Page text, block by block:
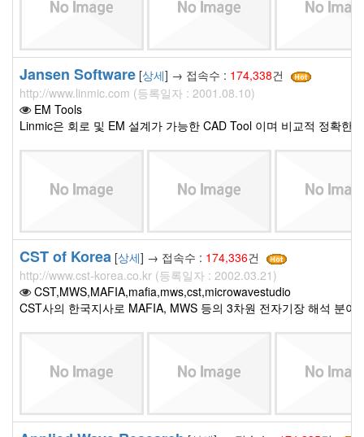
Jansen Software [상세] → 접속수 : 174,338건
http://www.linmic.com (등록일자 : 2001.08.10)
EM Tools
Linmic은 회로 및 EM 설계가 가능한 CAD Tool 이며 비교적 정확한
CST of Korea [상세] → 접속수 : 174,336건
http://www.cst-korea.co.kr (등록일자 : 2002.03.21)
CST,MWS,MAFIA,mafia,mws,cst,microwavestudio
CST사의 한국지사로 MAFIA, MWS 등의 3차원 전자기장 해석 분야